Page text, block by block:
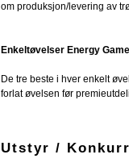
om produksjon/levering av
Enkeltøvelser Energy
De tre beste i hver enkelt
forlat øvelsen før
Utstyr /